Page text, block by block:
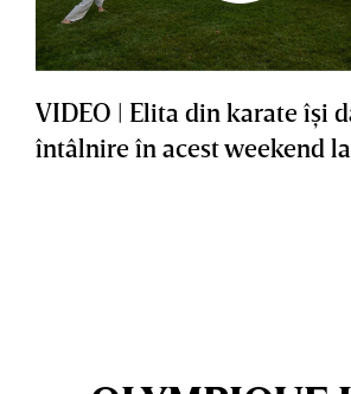
VIDEO | Elita din karate îşi
întâlnire în acest weekend